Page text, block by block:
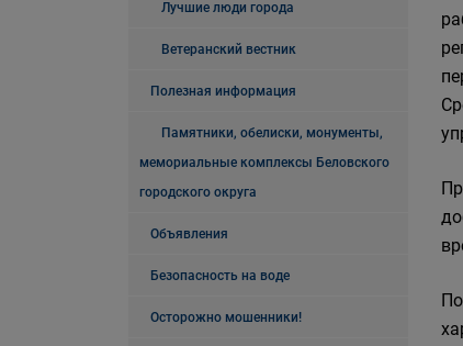
Лучшие люди города
Ветеранский вестник
Полезная информация
Памятники, обелиски, монументы,
мемориальные комплексы Беловского
городского округа
Объявления
Безопасность на воде
Осторожно мошенники!